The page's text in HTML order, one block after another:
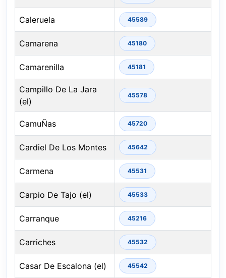
Caleruela 45589
Camarena 45180
Camarenilla 45181
Campillo De La Jara
(el)
45578
CamuÑas 45720
Cardiel De Los Montes 45642
Carmena 45531
Carpio De Tajo (el) 45533
Carranque 45216
Carriches 45532
Casar De Escalona (el) 45542